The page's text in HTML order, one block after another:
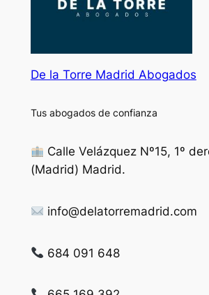
De la Torre Madrid Abogados
Tus abogados de confianza
Calle Velázquez Nº15, 1º
(Madrid) Madrid.
info@delatorremadrid.com
684 091 648